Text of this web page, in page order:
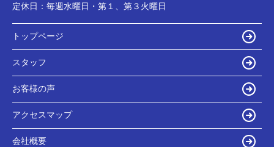
定休日： 毎週水曜日・第１、第３火曜日
トップページ
スタッフ
お客様の声
アクセスマップ
会社概要